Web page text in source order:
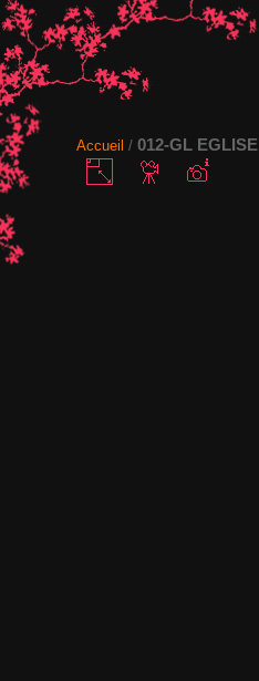
Accueil / 012-GL EGLISE